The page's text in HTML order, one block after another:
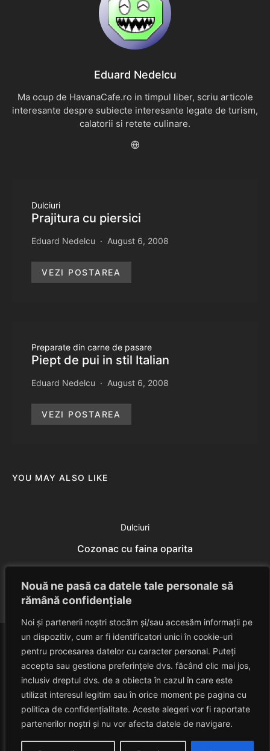
Nouă ne pasă ca datele tale personale să
rămână confidențiale
Noi și partenerii noștri stocăm și/sau accesăm informații pe
un dispozitiv, cum ar fi identificatori unici în cookie-uri
pentru procesarea datelor cu caracter personal. Puteți
accepta sau gestiona preferințele dvs. făcând clic mai jos,
inclusiv dreptul dvs. de a obiecta în cazul în care este
utilizat interesul legitim sau în orice moment pe pagina cu
politica de confidențialitate. Aceste alegeri vor fi raportate
partenerilor noștri și nu vor afecta datele de navigare.
Eduard Nedelcu
Ma ocup de HavanaCafe.ro in timpul liber, scriu articole
interesante despre subiecte interesante legate de turism,
calatorii si retete culinare.
Dulciuri
Prajitura cu piersici
Eduard Nedelcu August 6, 2008
VEZI POSTAREA
Preparate din carne de pasare
Piept de pui in stil Italian
Eduard Nedelcu August 6, 2008
VEZI POSTAREA
YOU MAY ALSO LIKE
Dulciuri
Cozonac cu faina oparita
Eduard Nedelcu July 18, 2014
HAVANACAFE